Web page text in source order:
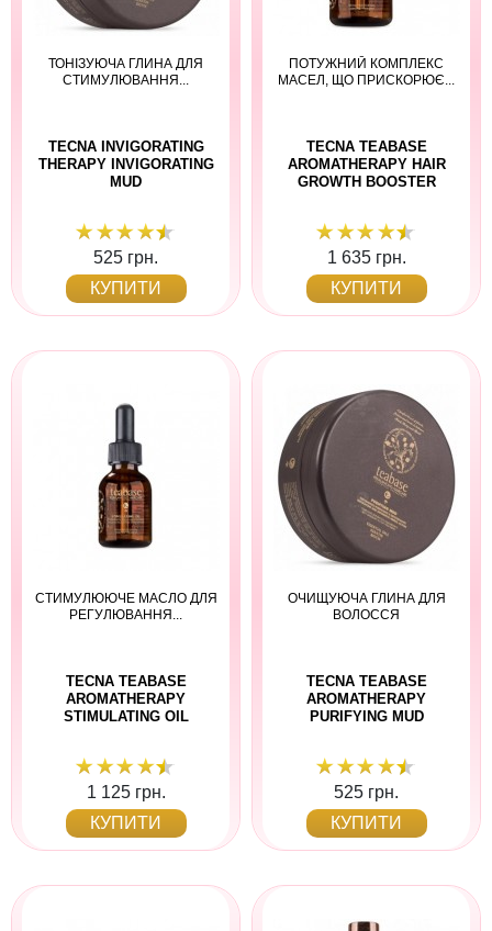
ТОНІЗУЮЧА ГЛИНА ДЛЯ
СТИМУЛЮВАННЯ...
TECNA INVIGORATING
THERAPY INVIGORATING
MUD
525 грн.
КУПИТИ
ПОТУЖНИЙ КОМПЛЕКС
МАСЕЛ, ЩО ПРИСКОРЮЄ...
TECNA TEABASE
AROMATHERAPY HAIR
GROWTH BOOSTER
1 635 грн.
КУПИТИ
СТИМУЛЮЮЧЕ МАСЛО ДЛЯ
РЕГУЛЮВАННЯ...
TECNA TEABASE
AROMATHERAPY
STIMULATING OIL
1 125 грн.
КУПИТИ
ОЧИЩУЮЧА ГЛИНА ДЛЯ
ВОЛОССЯ
TECNA TEABASE
AROMATHERAPY
PURIFYING MUD
525 грн.
КУПИТИ